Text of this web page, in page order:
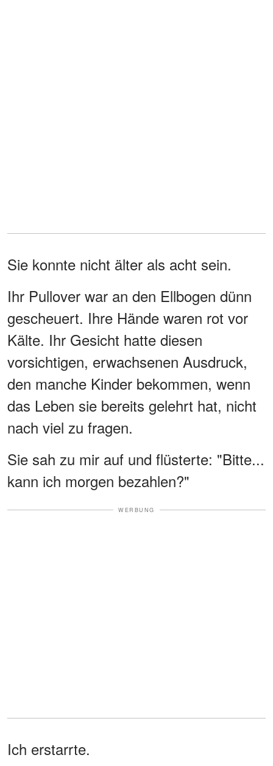
Sie konnte nicht älter als acht sein.
Ihr Pullover war an den Ellbogen dünn
gescheuert. Ihre Hände waren rot vor
Kälte. Ihr Gesicht hatte diesen
vorsichtigen, erwachsenen Ausdruck,
den manche Kinder bekommen, wenn
das Leben sie bereits gelehrt hat, nicht
nach viel zu fragen.
Sie sah zu mir auf und flüsterte: "Bitte...
kann ich morgen bezahlen?"
WERBUNG
Ich erstarrte.